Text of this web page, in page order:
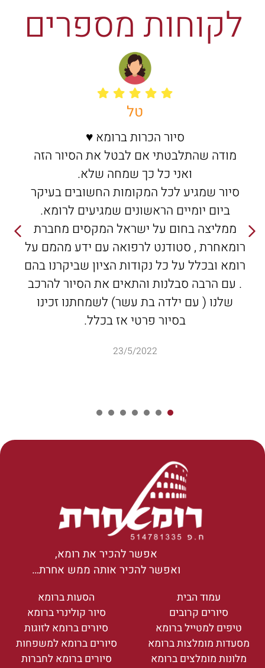
לקוחות מספרים
סיור הכרות ברומא ♥️
מודה שהתלבטתי אם לבטל את הסיור הזה
ואני כל כך שמחה שלא.
סיור שמגיע לכל המקומות החשובים בעיקר
ביום יומיים הראשונים שמגיעים לרומא.
ממליצה בחום על ישראל המקסים מחברת
רומאחרת , סטודנט לרפואה עם ידע מהמם על
רומא ובכלל על כל נקודות הציון שביקרנו בהם
. עם הרבה סבלנות והתאים את הסיור להרכב
שלנו ( עם ילדה בת עשר) לשמחתנו זכינו
בסיור פרטי אז בכלל.
טל
23/5/2022
אפשר להכיר את רומא,
ואפשר להכיר אותה ממש אחרת…
עמוד הבית
סיורים קרובים
טיפים למטייל ברומא
מסעדות מומלצות ברומא
מלונות מומלצים ברומא
הסעות ברומא
סיור קולינרי ברומא
סיורים ברומא לזוגות
סיורים ברומא למשפחות
סיורים ברומא לחברות